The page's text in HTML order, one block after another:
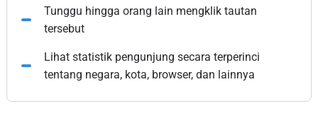
Tunggu hingga orang lain mengklik tautan
tersebut
Lihat statistik pengunjung secara terperinci
tentang negara, kota, browser, dan lainnya